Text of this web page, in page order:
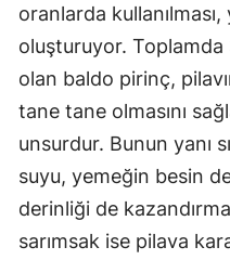
oranlarda
oluşturuyor.
olan baldo pirinç,
tane tane olmasını
unsurdur. Bunun yanı
suyu, yemeğin besin
derinliği de
sarımsak ise pilava